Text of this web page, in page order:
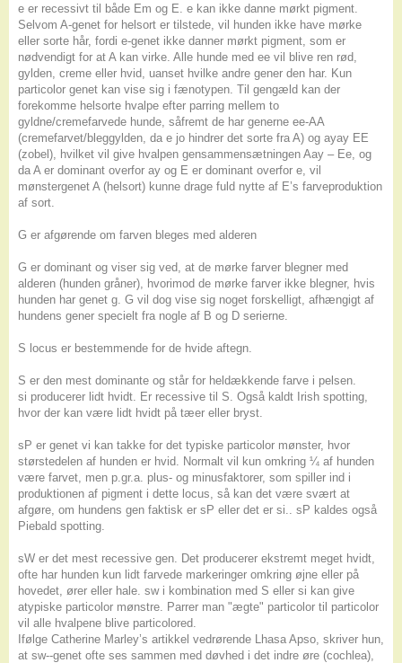
e er recessivt til både Em og E. e kan ikke danne mørkt pigment.
Selvom A-genet for helsort er tilstede, vil hunden ikke have mørke
eller sorte hår, fordi e-genet ikke danner mørkt pigment, som er
nødvendigt for at A kan virke. Alle hunde med ee vil blive ren rød,
gylden, creme eller hvid, uanset hvilke andre gener den har. Kun
particolor genet kan vise sig i fænotypen. Til gengæld kan der
forekomme helsorte hvalpe efter parring mellem to
gyldne/cremefarvede hunde, såfremt de har generne ee-AA
(cremefarvet/bleggylden, da e jo hindrer det sorte fra A) og ayay EE
(zobel), hvilket vil give hvalpen gensammensætningen Aay – Ee, og
da A er dominant overfor ay og E er dominant overfor e, vil
mønstergenet A (helsort) kunne drage fuld nytte af E’s farveproduktion
af sort.
G er afgørende om farven bleges med alderen
G er dominant og viser sig ved, at de mørke farver blegner med
alderen (hunden gråner), hvorimod de mørke farver ikke blegner, hvis
hunden har genet g. G vil dog vise sig noget forskelligt, afhængigt af
hundens gener specielt fra nogle af B og D serierne.
S locus er bestemmende for de hvide aftegn.
S er den mest dominante og står for heldækkende farve i pelsen.
si producerer lidt hvidt. Er recessive til S. Også kaldt Irish spotting,
hvor der kan være lidt hvidt på tæer eller bryst.
sP er genet vi kan takke for det typiske particolor mønster, hvor
størstedelen af hunden er hvid. Normalt vil kun omkring ¼ af hunden
være farvet, men p.gr.a. plus- og minusfaktorer, som spiller ind i
produktionen af pigment i dette locus, så kan det være svært at
afgøre, om hundens gen faktisk er sP eller det er si.. sP kaldes også
Piebald spotting.
sW er det mest recessive gen. Det producerer ekstremt meget hvidt,
ofte har hunden kun lidt farvede markeringer omkring øjne eller på
hovedet, ører eller hale. sw i kombination med S eller si kan give
atypiske particolor mønstre. Parrer man "ægte" particolor til particolor
vil alle hvalpene blive particolored.
Ifølge Catherine Marley’s artikkel vedrørende Lhasa Apso, skriver hun,
at sw--genet ofte ses sammen med døvhed i det indre øre (cochlea),